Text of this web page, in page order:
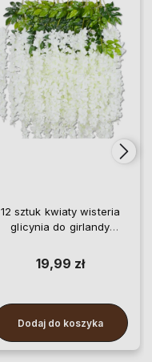
12 sztuk kwiaty wisteria
glicynia do girlandy
19,99 zł
Dodaj do koszyka